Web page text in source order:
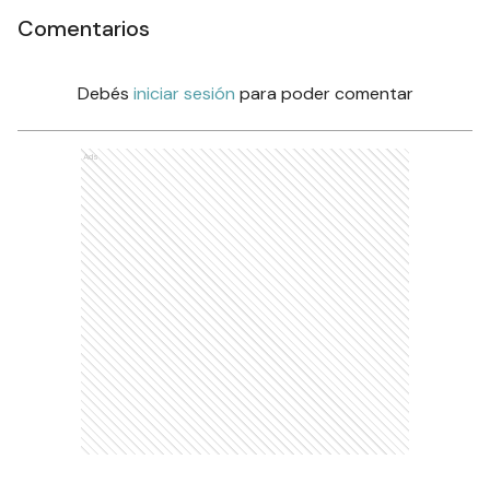
Comentarios
Debés iniciar sesión para poder comentar
Ads